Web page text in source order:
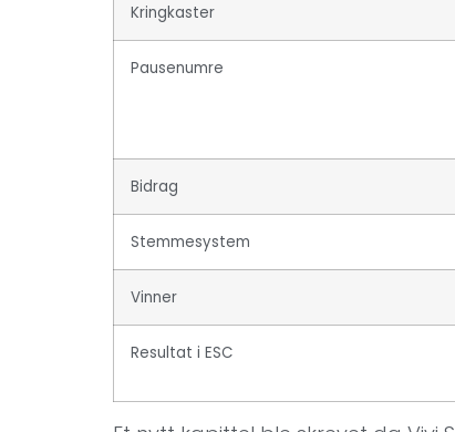
Kringkaster
Pausenumre
Bidrag
Stemmesystem
Vinner
Resultat i ESC